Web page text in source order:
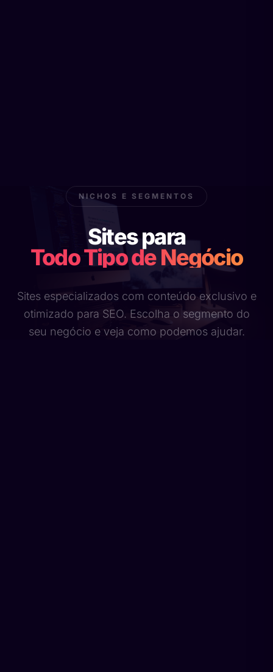
NICHOS E SEGMENTOS
Sites para
Todo Tipo de Negócio
Sites especializados com conteúdo exclusivo e
otimizado para SEO. Escolha o segmento do
seu negócio e veja como podemos ajudar.